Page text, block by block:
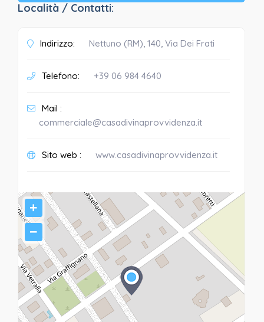
Località / Contatti:
Indirizzo: Nettuno (RM), 140, Via Dei Frati
Telefono: +39 06 984 4640
Mail :
commerciale@casadivinaprovvidenza.it
Sito web : www.casadivinaprovvidenza.it
+
−